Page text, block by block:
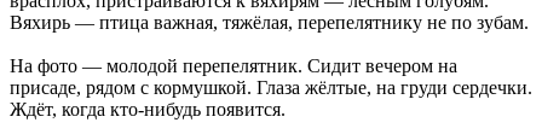
Вяхирь — птица важная, тяжёлая, перепелятнику не по зубам.
На фото — молодой перепелятник. Сидит вечером на
присаде, рядом с кормушкой. Глаза жёлтые, на груди сердечки.
Ждёт, когда кто-нибудь появится.